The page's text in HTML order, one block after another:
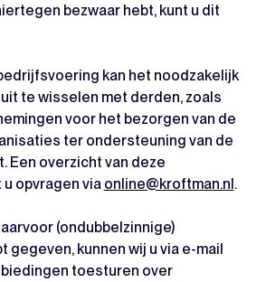
bezwaar hebt, kunt u dit
kan het noodzakelijk
te wisselen met derden, zoals
voor het bezorgen van de
ter ondersteuning van de
Een overzicht van deze
opvragen via online@kroftman.nl.
(ondubbelzinnige)
gegeven, kunnen wij u via e-mail
toesturen over